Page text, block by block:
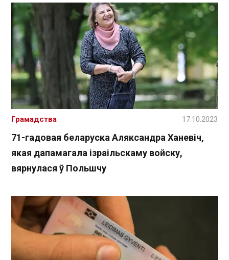
71-гадовая беларуска Аляксандра Ханевіч,
якая дапамагала ізраільскаму войску,
вярнулася ў Польшчу
Грамадства 17.10.2023